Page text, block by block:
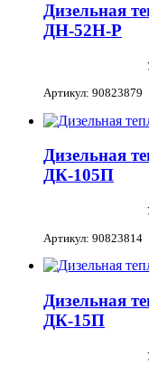
Дизельная
ДН-52Н-Р
Артикул: 90823879
Дизельная
ДК-105П
Артикул: 90823814
Дизельная
ДК-15П